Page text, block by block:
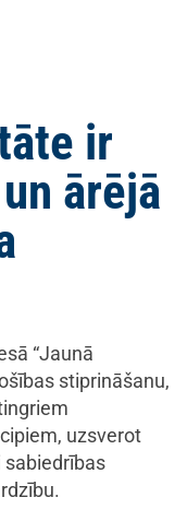
ir
ārējā
“Jaunā
stiprināšanu,
uzsverot
sabiedrības